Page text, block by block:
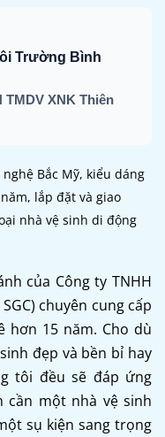
Trường Bình
TMDV XNK Thiên
Bắc Mỹ, kiểu dáng
lắp đặt và giao
nhà vệ sinh di động
của Công ty TNHH
chuyên cung cấp
hơn 15 năm. Cho dù
đẹp và bền bỉ hay
tôi đều sẽ đáp ứng
cần một nhà vệ sinh
sụ kiện sang trọng